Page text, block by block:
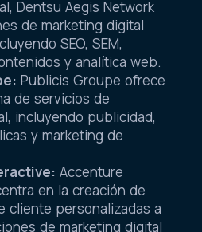
Dentsu Aegis Network
de marketing digital
SEO, SEM,
y analítica web.
Publicis Groupe ofrece
de servicios de
incluyendo publicidad,
y marketing de
Accenture
en la creación de
cliente personalizadas a
de marketing digital